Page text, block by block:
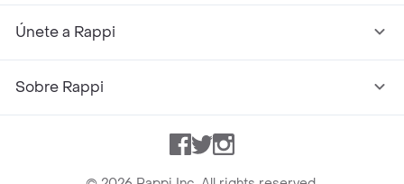
Únete a Rappi
Sobre Rappi
Facebook
TwitterInstagram